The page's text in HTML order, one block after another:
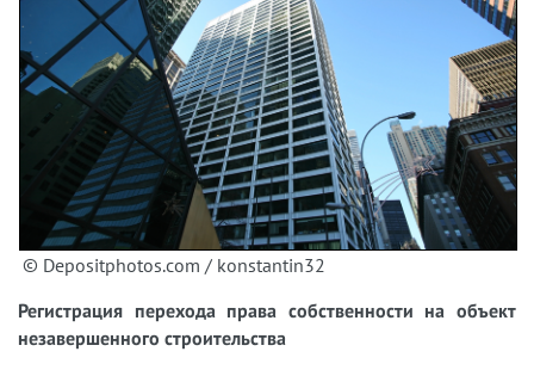
© Depositphotos.com / konstantin32
Регистрация перехода права собственности на объект
незавершенного строительства